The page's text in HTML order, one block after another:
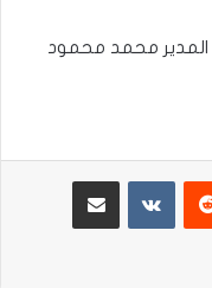
المدير محمد محمود
مشاركة عبر البريد